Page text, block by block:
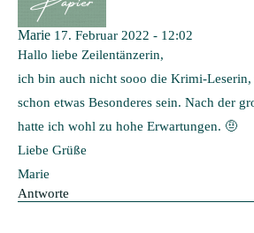
Marie 17. Februar 2022 - 12:02
Hallo liebe Zeilentänzerin,
ich bin auch nicht sooo die Krimi-Leserin,
schon etwas Besonderes sein. Nach der
hatte ich wohl zu hohe Erwartungen. 🤨
Liebe Grüße
Marie
Antworte